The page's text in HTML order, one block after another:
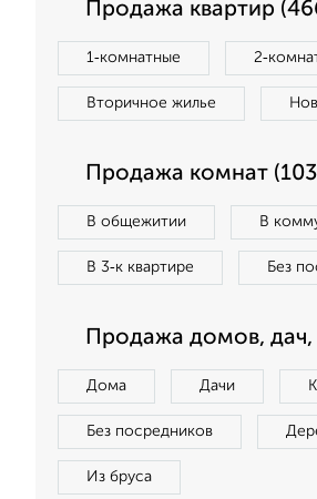
Продажа квартир
1‑комнатные
Вторичное жилье
Продажа комнат
В общежитии В
В 3‑к квартире Без
Продажа домов, дач,
Дома Дачи
Без посредников
Из бруса